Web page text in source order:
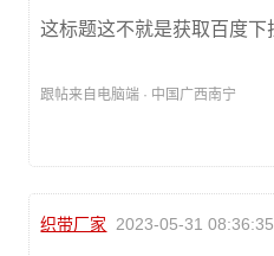
这标题这不就是获取百度下
跟帖来自电脑端 · 中国广西南宁
织带厂家 2023-05-31 08:36:35